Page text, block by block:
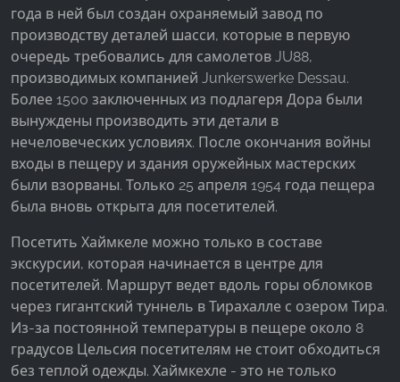
года в ней был создан охраняемый завод по
производству деталей шасси, которые в первую
очередь требовались для самолетов JU88,
производимых компанией Junkerswerke Dessau.
Более 1500 заключенных из подлагеря Дора были
вынуждены производить эти детали в
нечеловеческих условиях. После окончания войны
входы в пещеру и здания оружейных мастерских
были взорваны. Только 25 апреля 1954 года пещера
была вновь открыта для посетителей.
Посетить Хаймкеле можно только в составе
экскурсии, которая начинается в центре для
посетителей. Маршрут ведет вдоль горы обломков
через гигантский туннель в Тирахалле с озером Тира.
Из-за постоянной температуры в пещере около 8
градусов Цельсия посетителям не стоит обходиться
без теплой одежды. Хаймкехле - это не только